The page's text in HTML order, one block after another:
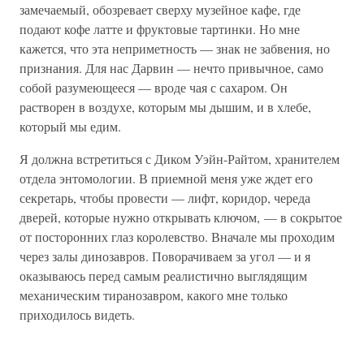
замечаемый, обозревает сверху музейное кафе, где
подают кофе латте и фруктовые тартинки. Но мне
кажется, что эта неприметность — знак не забвения, но
признания. Для нас Дарвин — нечто привычное, само
собой разумеющееся — вроде чая с сахаром. Он
растворен в воздухе, которым мы дышим, и в хлебе,
который мы едим.
Я должна встретиться с Диком Уэйн-Райтом, хранителем
отдела энтомологии. В приемной меня уже ждет его
секретарь, чтобы провести — лифт, коридор, череда
дверей, которые нужно открывать ключом, — в сокрытое
от посторонних глаз королевство. Вначале мы проходим
через залы динозавров. Поворачиваем за угол — и я
оказываюсь перед самым реалистично выглядящим
механическим тиранозавром, какого мне только
приходилось видеть.